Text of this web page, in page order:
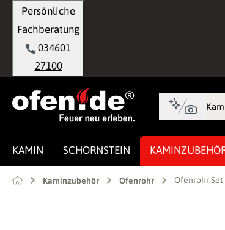
Zur Hauptnavigation springen
Persönliche
Fachberatung
034601
27100
KAMIN SCHORNSTEIN
Kaminzubehör Ofenrohr Ofenrohr Set